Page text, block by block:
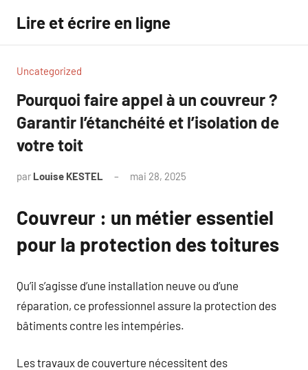
contenu
Lire et écrire en ligne
Uncategorized
Pourquoi faire appel à un couvreur ?
Garantir l’étanchéité et l’isolation de
votre toit
par Louise KESTEL mai 28, 2025
Couvreur : un métier essentiel
pour la protection des toitures
Qu’il s’agisse d’une installation neuve ou d’une
réparation, ce professionnel assure la protection des
bâtiments contre les intempéries.
Les travaux de couverture nécessitent des